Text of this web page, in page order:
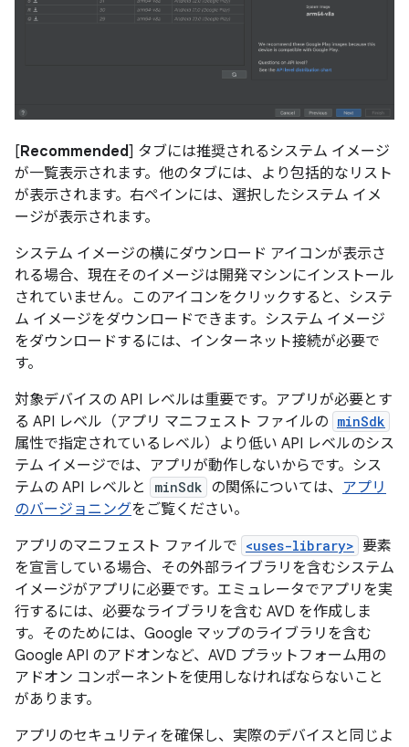
[Recommended] タブには推奨されるシステム イメージ
が一覧表示されます。他のタブには、より包括的なリスト
が表示されます。右ペインには、選択したシステム イメ
ージが表示されます。
システム イメージの横にダウンロード アイコンが表示さ
れる場合、現在そのイメージは開発マシンにインストール
されていません。このアイコンをクリックすると、システ
ム イメージをダウンロードできます。システム イメージ
をダウンロードするには、インターネット接続が必要で
す。
対象デバイスの API レベルは重要です。アプリが必要とす
る API レベル（アプリ マニフェスト ファイルの minSdk
属性で指定されているレベル）より低い API レベルのシス
テム イメージでは、アプリが動作しないからです。シス
テムの API レベルと
minSdk の関係については、 アプリ
のバージョニングをご覧ください。
アプリのマニフェスト ファイルで <uses-library> 要素
を宣言している場合、その外部ライブラリを含むシステム
イメージがアプリに必要です。エミュレータでアプリを実
行するには、必要なライブラリを含む AVD を作成しま
す。そのためには、Google マップのライブラリを含む
Google API のアドオンなど、AVD プラットフォーム用の
アドオン コンポーネントを使用しなければならないこと
があります。
アプリのセキュリティを確保し、実際のデバイスと同じよ